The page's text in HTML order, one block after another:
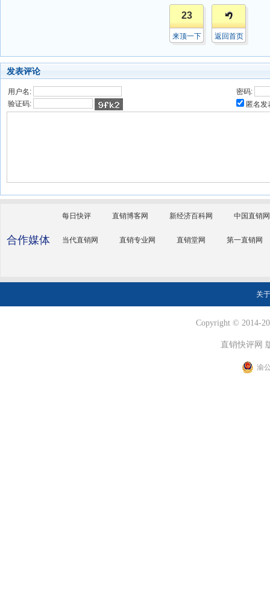
23
来顶一下 返回首页
发表评论
用户名:
密码:
验证码:
匿名发
合作媒体
每日快评 直销博客网 新经济百科网 中国直销网
当代直销网 直销专业网 直销堂网 第一直销网
关
Copyright © 2014-
直销快评网
渝